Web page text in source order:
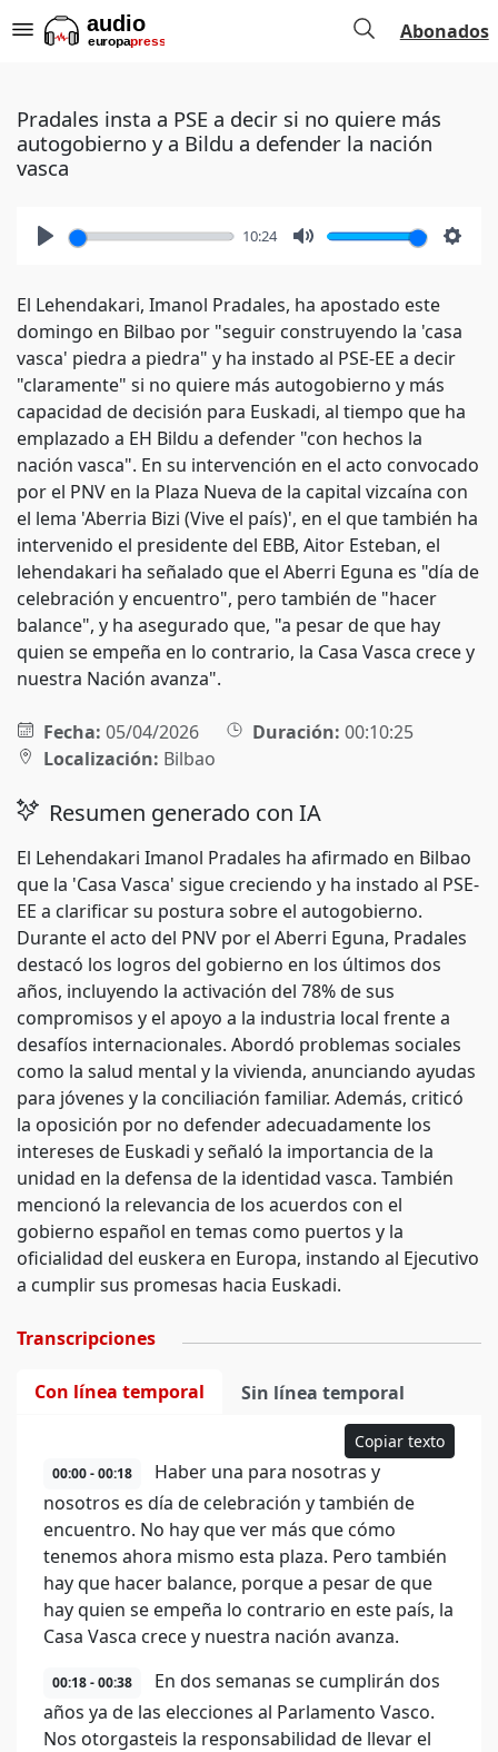
Abonados
Pradales insta a PSE a decir si no quiere más
autogobierno y a Bildu a defender la nación
vasca
10:24
El Lehendakari, Imanol Pradales, ha apostado este
domingo en Bilbao por "seguir construyendo la 'casa
vasca' piedra a piedra" y ha instado al PSE-EE a decir
"claramente" si no quiere más autogobierno y más
capacidad de decisión para Euskadi, al tiempo que ha
emplazado a EH Bildu a defender "con hechos la
nación vasca". En su intervención en el acto convocado
por el PNV en la Plaza Nueva de la capital vizcaína con
el lema 'Aberria Bizi (Vive el país)', en el que también ha
intervenido el presidente del EBB, Aitor Esteban, el
lehendakari ha señalado que el Aberri Eguna es "día de
celebración y encuentro", pero también de "hacer
balance", y ha asegurado que, "a pesar de que hay
quien se empeña en lo contrario, la Casa Vasca crece y
nuestra Nación avanza".
Fecha: 05/04/2026 Duración: 00:10:25
Localización: Bilbao
Resumen generado con IA
El Lehendakari Imanol Pradales ha afirmado en Bilbao
que la 'Casa Vasca' sigue creciendo y ha instado al PSE-
EE a clarificar su postura sobre el autogobierno.
Durante el acto del PNV por el Aberri Eguna, Pradales
destacó los logros del gobierno en los últimos dos
años, incluyendo la activación del 78% de sus
compromisos y el apoyo a la industria local frente a
desafíos internacionales. Abordó problemas sociales
como la salud mental y la vivienda, anunciando ayudas
para jóvenes y la conciliación familiar. Además, criticó
la oposición por no defender adecuadamente los
intereses de Euskadi y señaló la importancia de la
unidad en la defensa de la identidad vasca. También
mencionó la relevancia de los acuerdos con el
gobierno español en temas como puertos y la
oficialidad del euskera en Europa, instando al Ejecutivo
a cumplir sus promesas hacia Euskadi.
Transcripciones
Con línea temporal Sin línea temporal
Copiar texto
00:00 - 00:18
Haber una para nosotras y
nosotros es día de celebración y también de
encuentro. No hay que ver más que cómo
tenemos ahora mismo esta plaza. Pero también
hay que hacer balance, porque a pesar de que
hay quien se empeña lo contrario en este país, la
Casa Vasca crece y nuestra nación avanza.
00:18 - 00:38
En dos semanas se cumplirán dos
años ya de las elecciones al Parlamento Vasco.
Nos otorgasteis la responsabilidad de llevar el